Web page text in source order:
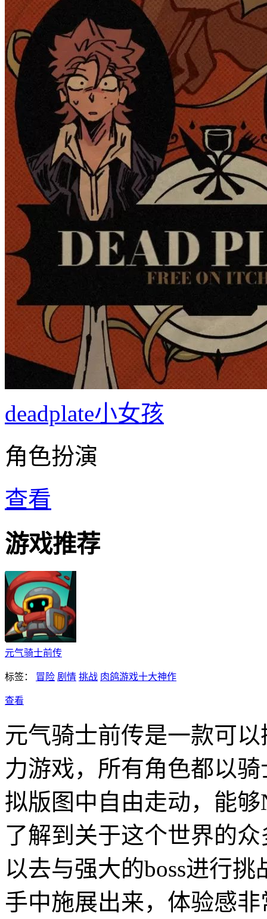
deadplate小女孩
角色扮演
查看
游戏推荐
元气骑士前传
标签： 冒险 剧情 挑战 肉鸽游戏十大神作
查看
元气骑士前传是一款可
力游戏，所有角色都以
拟版图中自由走动，能
了解到关于这个世界的
以去与强大的boss进行
手中施展出来，体验感